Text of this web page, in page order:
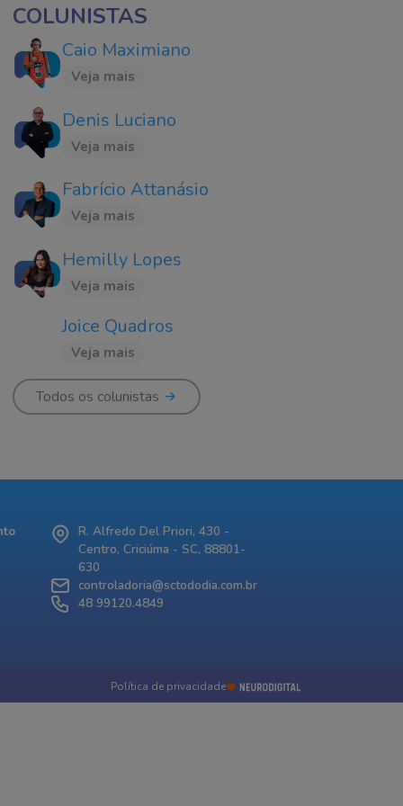
COLUNISTAS
Caio Maximiano
Veja mais
Denis Luciano
Veja mais
Fabrício Attanásio
Veja mais
Hemilly Lopes
Veja mais
Joice Quadros
Veja mais
Todos os colunistas
R. Alfredo Del Priori, 430 -
Centro, Criciúma - SC, 88801-
630
controladoria@sctododia.com.br
48 99120.4849
Política de privacidade